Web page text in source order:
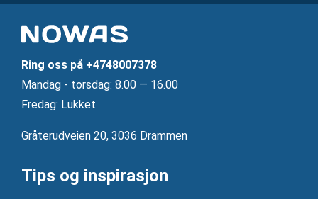
Ring oss på +4748007378
Mandag ‐ torsdag: 8.00 — 16.00
Fredag: Lukket
Gråterudveien 20, 3036 Drammen
Tips og inspirasjon